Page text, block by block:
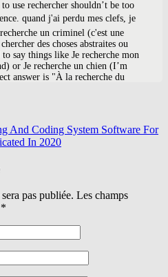
And Coding System Software For
In 2020
pas publiée. Les champs
*